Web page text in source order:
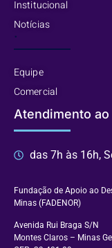
Institucional
Notícias
.
Equipe
Comercial
Atendimento
das 7h às 16h,
Fundação de Apoio ao
Minas (FADENOR)
Avenida Rui Braga S/N
Montes Claros – Minas